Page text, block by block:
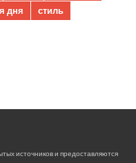
дня
стиль
источников и предоставляются